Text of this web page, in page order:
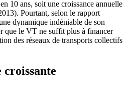
10 ans, soit une croissance annuelle
Pourtant, selon le rapport
dynamique indéniable de son
que le VT ne suffit plus à financer
des réseaux de transports collectifs